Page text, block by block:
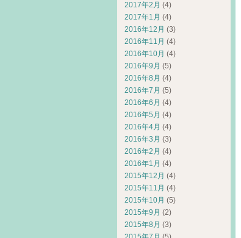
2017年2月 (4)
2017年1月 (4)
2016年12月 (3)
2016年11月 (4)
2016年10月 (4)
2016年9月 (5)
2016年8月 (4)
2016年7月 (5)
2016年6月 (4)
2016年5月 (4)
2016年4月 (4)
2016年3月 (3)
2016年2月 (4)
2016年1月 (4)
2015年12月 (4)
2015年11月 (4)
2015年10月 (5)
2015年9月 (2)
2015年8月 (3)